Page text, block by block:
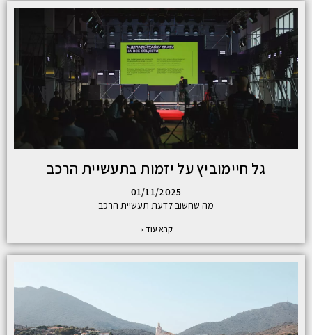
גל חיימוביץ על יזמות בתעשיית הרכב
01/11/2025
מה שחשוב לדעת תעשיית הרכב
קרא עוד »